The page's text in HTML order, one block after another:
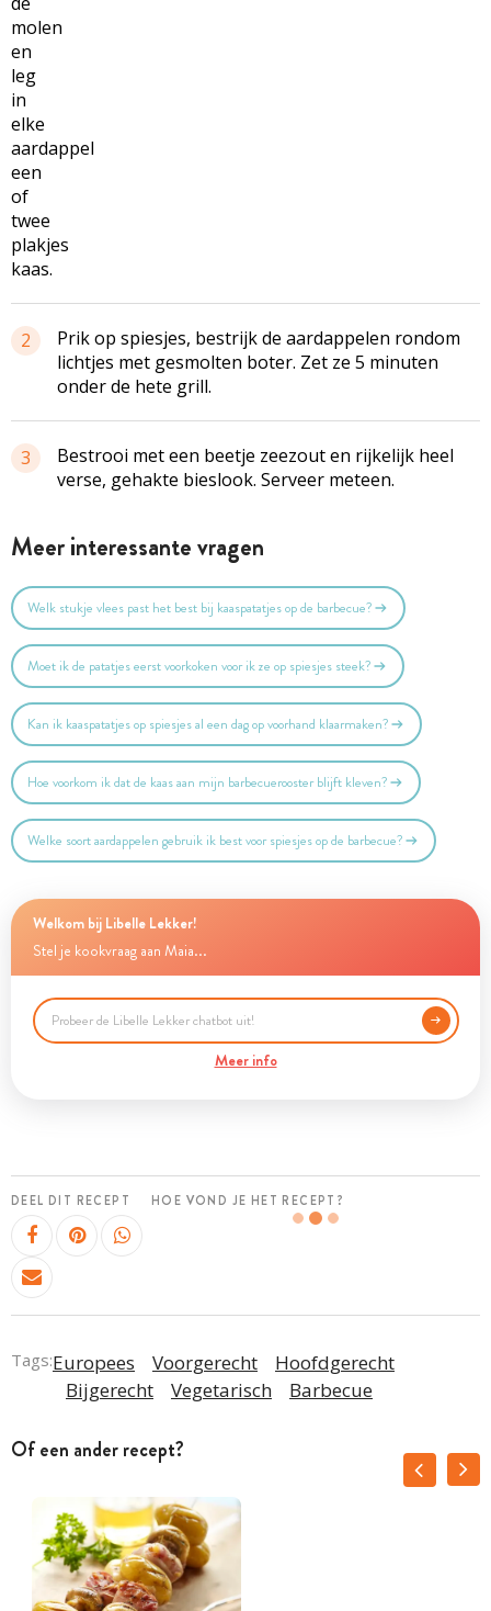
molen
en
leg
in
elke
aardappel
een
of
twee
plakjes
kaas.
2
Prik op spiesjes, bestrijk de aardappelen rondom
lichtjes met gesmolten boter. Zet ze 5 minuten
onder de hete grill.
3
Bestrooi met een beetje zeezout en rijkelijk heel
verse, gehakte bieslook. Serveer meteen.
Meer interessante vragen
Welk stukje vlees past het best bij kaaspatatjes op de barbecue?
Moet ik de patatjes eerst voorkoken voor ik ze op spiesjes steek?
Kan ik kaaspatatjes op spiesjes al een dag op voorhand klaarmaken?
Hoe voorkom ik dat de kaas aan mijn barbecuerooster blijft kleven?
Welke soort aardappelen gebruik ik best voor spiesjes op de barbecue?
Welkom bij Libelle Lekker!
Stel je kookvraag aan Maia...
Meer info
DEEL DIT RECEPT HOE VOND JE HET RECEPT?
Tags:Europees Voorgerecht
Hoofdgerecht
Bijgerecht
Vegetarisch Barbecue
Of een ander recept?